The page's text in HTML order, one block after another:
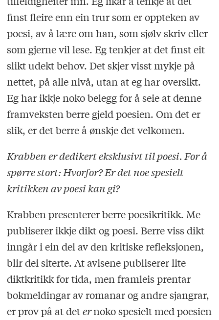
finst fleire enn ein trur som er oppteken av
poesi, av å lære om han, som sjølv skriv eller
som gjerne vil lese. Eg tenkjer at det finst eit
slikt udekt behov. Det skjer visst mykje på
nettet, på alle nivå, utan at eg har oversikt.
Eg har ikkje noko belegg for å seie at denne
framveksten berre gjeld poesien. Om det er
slik, er det berre å ønskje det velkomen.
Krabben er dedikert eksklusivt til poesi. For å
spørre stort: Hvorfor? Er det noe spesielt
kritikken av poesi kan gi?
Krabben presenterer berre poesikritikk. Me
publiserer ikkje dikt og poesi. Berre viss dikt
inngår i ein del av den kritiske refleksjonen,
blir dei siterte. At avisene publiserer lite
diktkritikk for tida, men framleis prentar
bokmeldingar av romanar og andre sjangrar,
er prov på at deternoko spesielt med poesien